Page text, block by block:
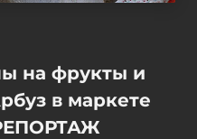
на фрукты и
в маркете